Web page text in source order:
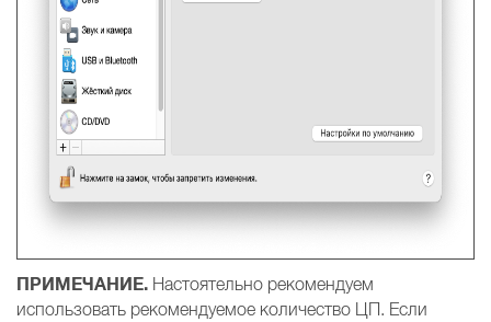
ПРИМЕЧАНИЕ. Настоятельно рекомендуем
использовать рекомендуемое количество ЦП. Если